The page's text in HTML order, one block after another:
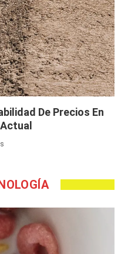
De Precios En